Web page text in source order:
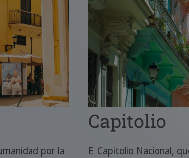
por la
Capitolio
El Capitolio Nacional,